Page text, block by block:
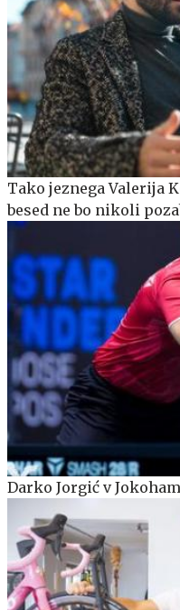
Tako jeznega Valerija
besed ne bo nikoli
Darko Jorgić v